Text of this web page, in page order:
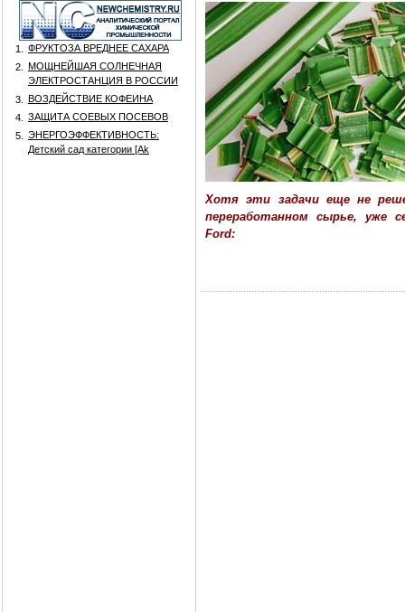
1.
ФРУКТОЗА ВРЕДНЕЕ САХАРА
2.
МОЩНЕЙШАЯ СОЛНЕЧНАЯ
ЭЛЕКТРОСТАНЦИЯ В РОССИИ
3.
ВОЗДЕЙСТВИЕ КОФЕИНА
4.
ЗАЩИТА СОЕВЫХ ПОСЕВОВ
5.
ЭНЕРГОЭФФЕКТИВНОСТЬ:
Детский сад категории [Аk
Хотя эти задачи еще не
переработанном сырье, уже
Ford: